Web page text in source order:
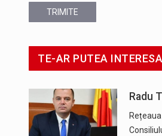
TRIMITE
TE-AR PUTEA INTERESA
Radu